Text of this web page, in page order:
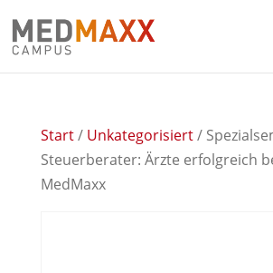
Start/ Unkategorisiert/
Steuerberater: Ärzte erfolgreich
MedMaxx